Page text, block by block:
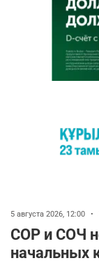
5 августа 2026, 12:00 •
СОР и СОЧ
начальных